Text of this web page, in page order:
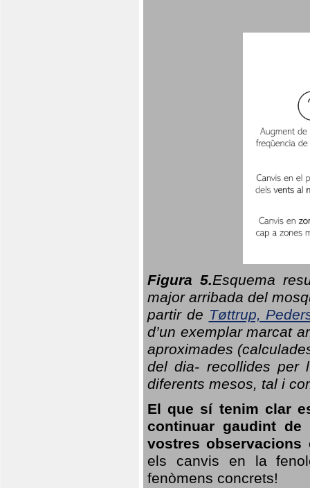
Figura 5.Esquema
major arribada del
partir de Tøttrup,
d’un exemplar marcat
aproximades
del dia- recollides per
diferents mesos, tal i
El que sí tenim clar
continuar gaudint
vostres
els canvis en la
fenòmens concrets!